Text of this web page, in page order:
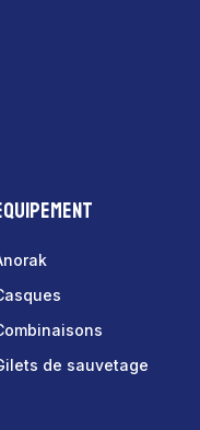
de sauvetage